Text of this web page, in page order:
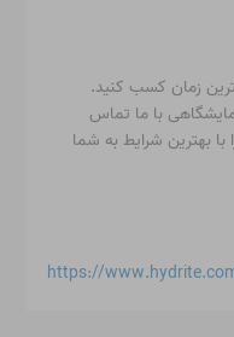
زمان کسب کنید.
با ما تماس
بهترین شرایط به شما
https://